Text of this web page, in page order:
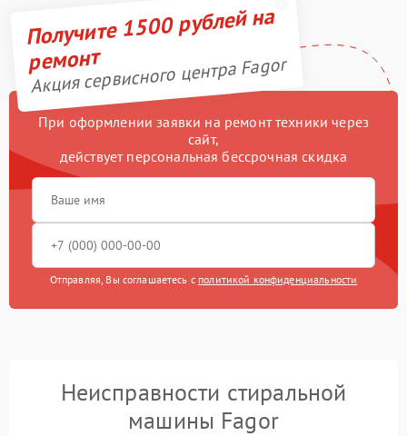
Получите 1500 рублей на
ремонт
Акция сервисного центра Fagor
При оформлении заявки на ремонт техники через
сайт,
действует персональная бессрочная скидка
Отправляя, Вы соглашаетесь с политикой конфиденциальности
Неисправности стиральной
машины Fagor